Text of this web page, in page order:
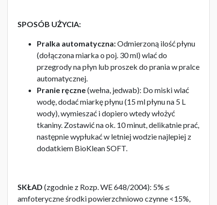
SPOSÓB UŻYCIA:
Pralka automatyczna:Odmierzoną ilość płynu
(dołączona miarka o poj. 30 ml) wlać do
przegrody na płyn lub proszek do prania w pralce
automatycznej.
Pranie ręczne(wełna, jedwab): Do miski wlać
wodę, dodać miarkę płynu (15 ml płynu na 5 L
wody), wymieszać i dopiero wtedy włożyć
tkaniny. Zostawić na ok. 10 minut, delikatnie prać,
następnie wypłukać w letniej wodzie najlepiej z
dodatkiem BioKlean SOFT.
SKŁAD (zgodnie z Rozp. WE 648/2004): 5% ≤
amfoteryczne środki powierzchniowo czynne <15%,